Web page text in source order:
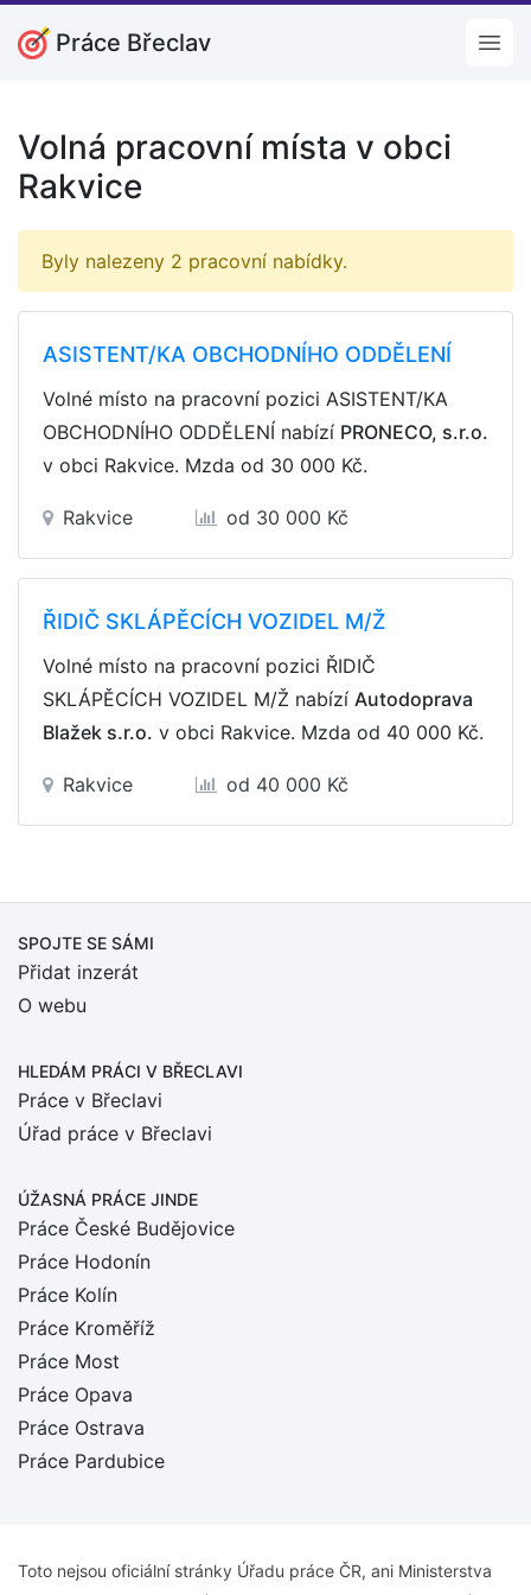
Práce Břeclav
Volná pracovní místa v obci
Rakvice
Byly nalezeny 2 pracovní nabídky.
ASISTENT/KA OBCHODNÍHO ODDĚLENÍ
Volné místo na pracovní pozici ASISTENT/KA
OBCHODNÍHO ODDĚLENÍ nabízí PRONECO, s.r.o.
v obci Rakvice. Mzda od 30 000 Kč.
Rakvice od 30 000 Kč
ŘIDIČ SKLÁPĚCÍCH VOZIDEL M/Ž
Volné místo na pracovní pozici ŘIDIČ
SKLÁPĚCÍCH VOZIDEL M/Ž nabízí Autodoprava
Blažek s.r.o. v obci Rakvice. Mzda od 40 000 Kč.
Rakvice od 40 000 Kč
SPOJTE SE SÁMI
Přidat inzerát
O webu
HLEDÁM PRÁCI V BŘECLAVI
Práce v Břeclavi
Úřad práce v Břeclavi
ÚŽASNÁ PRÁCE JINDE
Práce České Budějovice
Práce Hodonín
Práce Kolín
Práce Kroměříž
Práce Most
Práce Opava
Práce Ostrava
Práce Pardubice
Toto nejsou oficiální stránky Úřadu práce ČR, ani Ministerstva